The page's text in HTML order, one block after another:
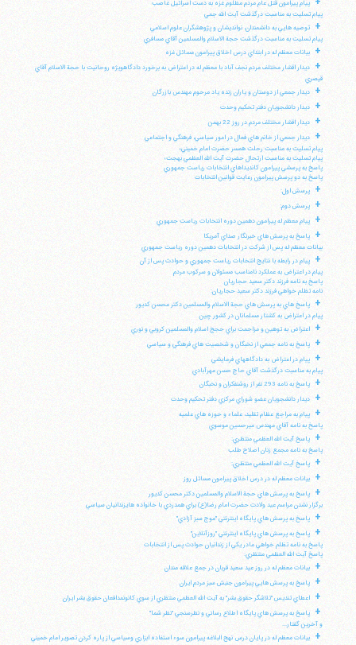
پيام پيرامون قتل عام مردم مظلوم غزه به دست اسرائيل غاصب
پيام تسليت به مناسبت درگذشت آيت الله جمي
+
توصيه هايي به دانشمندان، نوانديشان و پژوهشگران علوم اسلامي
پيام تسليت به مناسبت درگذشت حجة الاسلام والمسلمين آقاي مسافري
+ بيانات معظم له در ابتداي درس اخلاق پيرامون مسائل غزه
+
ديدار اقشار مختلف مردم نجف آباد با معظم له در اعتراض به برخورد دادگاهويژه روحانيت با حجة الاسلام آقاي
قيصري
+ ديدار جمعي از دوستان و ياران زنده ياد مرحوم مهندس بازرگان
+ ديدار دانشجويان دفتر تحكيم وحدت
+ ديدار اقشار مختلف مردم در روز 22 بهمن
+
ديدار جمعي از خانم هاي فعال در امور سياسي، فرهنگي و اجتماعي
پيام تسليت به مناسبت رحلت همسر حضرت امام خميني؛
پيام تسليت به مناسبت ارتحال حضرت آيت الله العظمي بهجت؛
پاسخ به پرسشي پيرامون كانديداهاي انتخابات رياست جمهوري
پاسخ به دو پرسش پيرامون رعايت قوانين انتخابات
+ پرسش اول:
+ پرسش دوم:
+ پيام معظم له پيرامون دهمين دوره انتخابات رياست جمهوري
+
پاسخ به پرسش هاي خبرنگار صداي آمريكا
بيانات معظم له پس از شركت در انتخابات دهمين دوره رياست جمهوري
+
پيام در رابطه با نتايج انتخابات رياست جمهوري و حوادث پس از آن
پيام در اعتراض به عملكرد نامناسب مسئولان و سركوب مردم
پاسخ به نامه فرزند دكتر سعيد حجاريان
نامه تظلم خواهي فرزند دكتر سعيد حجاريان:
+
پاسخ هاي به پرسش هاي حجة الاسلام والمسلمين دكتر محسن كديور
پيام در اعتراض به كشتار مسلمانان در كشور چين
+ اعتراض به توهين و مزاحمت براي حجج اسلام والمسلمين كروبي و نوري
+ پاسخ به نامه جمعي از نخبگان و شخصيت هاي فرهنگي و سياسي
+
پيام در اعتراض به دادگاههاي فرمايشي
پيام به مناسبت درگذشت آقاي حاج حسن مهرآبادي
+ پاسخ به نامه 293 نفر از روشنفكران و نخبگان
+ ديدار دانشجويان عضو شوراي مركزي دفتر تحكيم وحدت
+
پيام به مراجع عظام تقليد، علماء و حوزه هاي علميه
پاسخ به نامه آقاي مهندس ميرحسين موسوي
+
پاسخ آيت الله العظمي منتظري:
پاسخ به نامه مجمع زنان اصلاح طلب
+ پاسخ آيت الله العظمي منتظري:
+ بيانات معظم له در درس اخلاق پيرامون مسائل روز
+
پاسخ به پرسش هاي حجة الاسلام والمسلمين دكتر محسن كديور
برگزار نشدن مراسم عيد ولادت حضرت امام رضا(ع) براي همدردي با خانواده هايزندانيان سياسي
+ پاسخ به پرسش هاي پايگاه اينترنتي "موج سبز آزادي"
+
پاسخ به پرسش هاي پايگاه اينترنتي "روزآنلاين"
پاسخ به نامه تظلم خواهي مادر يكي از زندانيان حوادث پس از انتخابات
پاسخ آيت الله العظمي منتظري:
+ بيانات معظم له در روز عيد سعيد قربان در جمع علاقه مندان
+ پاسخ به پرسش هايي پيرامون جنبش سبز مردم ايران
+ اعطاي تنديس "تلاشگر حقوق بشر" به آيت الله العظمي منتظري از سوي كانونمدافعان حقوق بشر ايران
+
پاسخ به پرسش هاي پايگاه اطلاع رساني و نظرسنجي "نظر شما"
و آخرين گفتار...
+ بيانات معظم له در پايان درس نهج البلاغه پيرامون سوء استفاده ابزاري وسياسي از پاره كردن تصوير امام خميني